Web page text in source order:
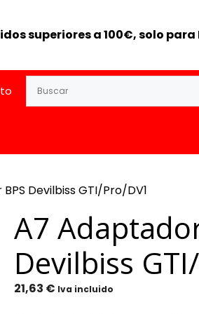
superiores a 100€, solo
Devilbiss GTI/Pro/DV1
A7
Devilbiss
21,63 € Iva incluido